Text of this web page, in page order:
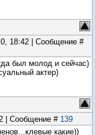
18:42 | Сообщение #
был молод и сейчас)
актер)
| Сообщение # 139
какие))